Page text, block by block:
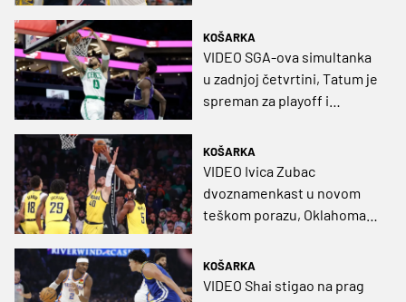
KOŠARKA
VIDEO SGA-ova simultanka
u zadnjoj četvrtini, Tatum je
spreman za playoff i
KOŠARKA
VIDEO Ivica Zubac
dvoznamenkast u novom
teškom porazu, Oklahoma
KOŠARKA
VIDEO Shai stigao na prag